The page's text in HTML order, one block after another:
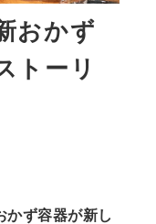
おかず
トーリ
かず容器が新し